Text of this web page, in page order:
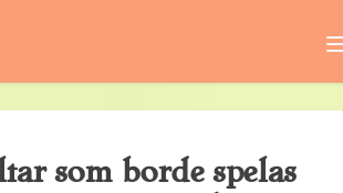
som borde spelas